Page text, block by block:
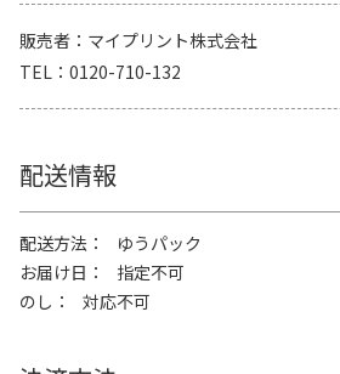
販売者
マイプリント株式会社
TEL
0120-710-132
配送情報
配送方法
ゆうパック
お届け日
指定不可
のし
対応不可